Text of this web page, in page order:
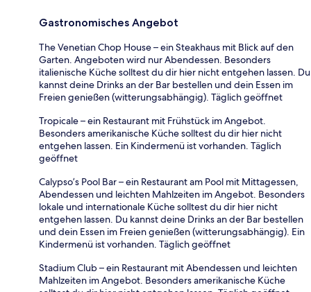
Gastronomisches Angebot
The Venetian Chop House – ein Steakhaus mit Blick auf den
Garten. Angeboten wird nur Abendessen. Besonders
italienische Küche solltest du dir hier nicht entgehen lassen. Du
kannst deine Drinks an der Bar bestellen und dein Essen im
Freien genießen (witterungsabhängig). Täglich geöffnet
Tropicale – ein Restaurant mit Frühstück im Angebot.
Besonders amerikanische Küche solltest du dir hier nicht
entgehen lassen. Ein Kindermenü ist vorhanden. Täglich
geöffnet
Calypso’s Pool Bar – ein Restaurant am Pool mit Mittagessen,
Abendessen und leichten Mahlzeiten im Angebot. Besonders
lokale und internationale Küche solltest du dir hier nicht
entgehen lassen. Du kannst deine Drinks an der Bar bestellen
und dein Essen im Freien genießen (witterungsabhängig). Ein
Kindermenü ist vorhanden. Täglich geöffnet
Stadium Club – ein Restaurant mit Abendessen und leichten
Mahlzeiten im Angebot. Besonders amerikanische Küche